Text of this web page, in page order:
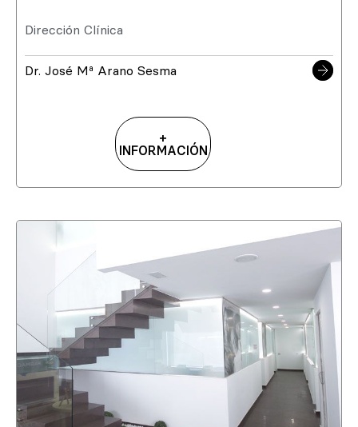
Dirección Clínica
Dr. José Mª Arano Sesma
+
INFORMACIÓN